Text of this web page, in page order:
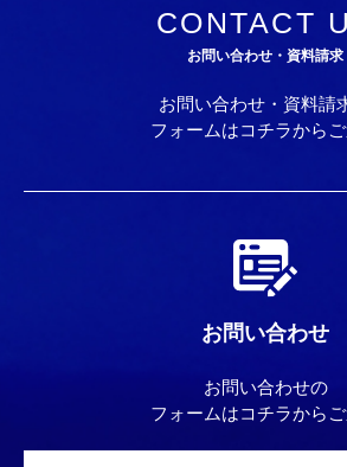
CONTACT
お問い合わせ・資料請求
お問い合わせ・資料請
フォームはコチラから
お問い合わせ
お問い合わせの
フォームはコチラから